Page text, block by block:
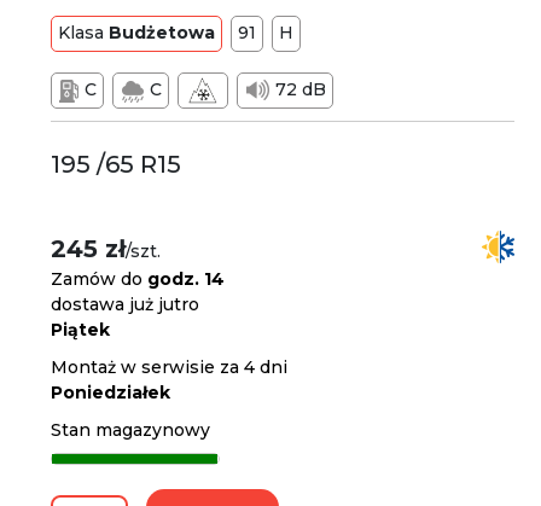
Klasa Budżetowa 91 H
C C 72 dB
195 /65 R15
245 zł/szt.
Zamów do godz. 14
dostawa już jutro
Piątek
Montaż w serwisie za 4 dni
Poniedziałek
Stan magazynowy